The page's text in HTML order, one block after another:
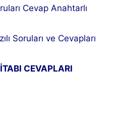
Cevap Anahtarlı
Soruları ve Cevapları
CEVAPLARI